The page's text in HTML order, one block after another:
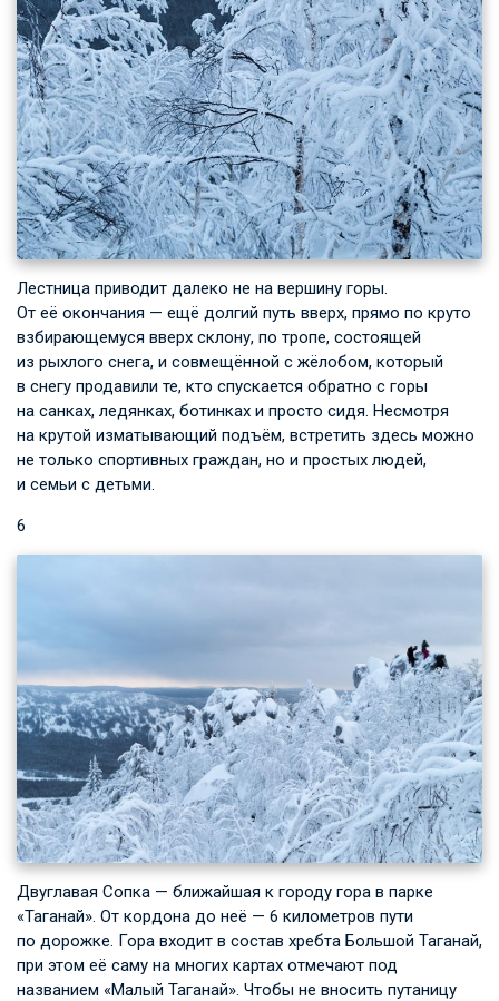
Лестница приводит далеко не на вершину горы.
От её окончания — ещё долгий путь вверх, прямо по круто
взбирающемуся вверх склону, по тропе, состоящей
из рыхлого снега, и совмещённой с жёлобом, который
в снегу продавили те, кто спускается обратно с горы
на санках, ледянках, ботинках и просто сидя. Несмотря
на крутой изматывающий подъём, встретить здесь можно
не только спортивных граждан, но и простых людей,
и семьи с детьми.
6
Двуглавая Сопка — ближайшая к городу гора в парке
«Таганай». От кордона до неё — 6 километров пути
по дорожке. Гора входит в состав хребта Большой Таганай,
при этом её саму на многих картах отмечают под
названием «Малый Таганай». Чтобы не вносить путаницу